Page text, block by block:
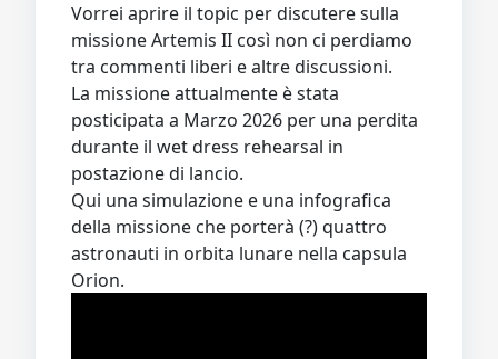
Vorrei aprire il topic per discutere sulla
missione Artemis II così non ci perdiamo
tra commenti liberi e altre discussioni.
La missione attualmente è stata
posticipata a Marzo 2026 per una perdita
durante il wet dress rehearsal in
postazione di lancio.
Qui una simulazione e una infografica
della missione che porterà (?) quattro
astronauti in orbita lunare nella capsula
Orion.